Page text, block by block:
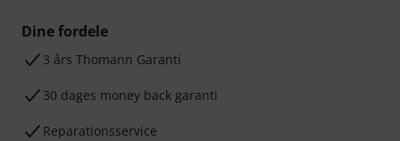
Dine fordele
3 års Thomann Garanti
30 dages money back garanti
Reparationsservice